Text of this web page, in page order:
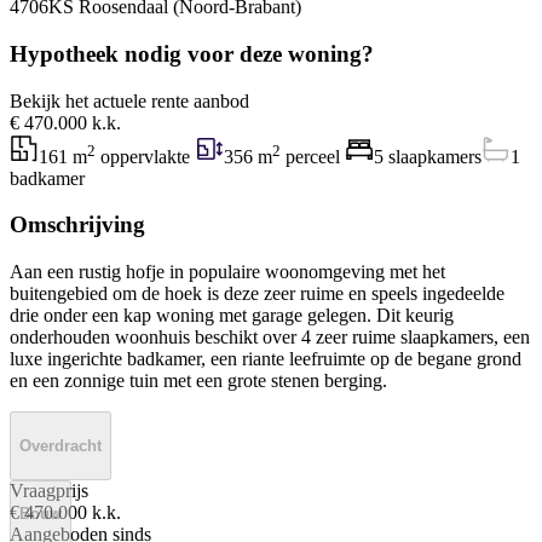
4706KS Roosendaal (Noord-Brabant)
Hypotheek nodig voor deze woning?
Bekijk het actuele rente aanbod
€ 470.000 k.k.
161 m2 oppervlakte 356 m2 perceel 5 slaapkamers
1
badkamer
Omschrijving
Aan een rustig hofje in populaire woonomgeving met het
buitengebied om de hoek is deze zeer ruime en speels ingedeelde
drie onder een kap woning met garage gelegen. Dit keurig
onderhouden woonhuis beschikt over 4 zeer ruime slaapkamers, een
luxe ingerichte badkamer, een riante leefruimte op de begane grond
en een zonnige tuin met een grote stenen berging.
Overdracht
Vraagprijs
€ 470.000 k.k.
Aangeboden sinds
Bouw